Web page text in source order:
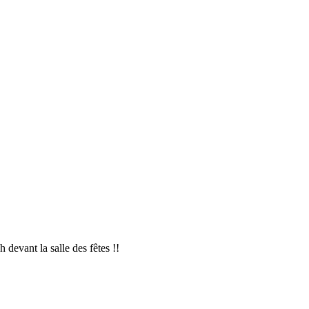
devant la salle des fêtes !!